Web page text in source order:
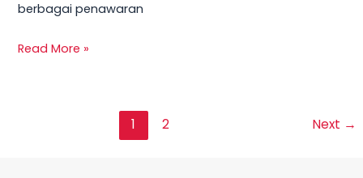
berbagai penawaran
Read More »
1 2 Next →